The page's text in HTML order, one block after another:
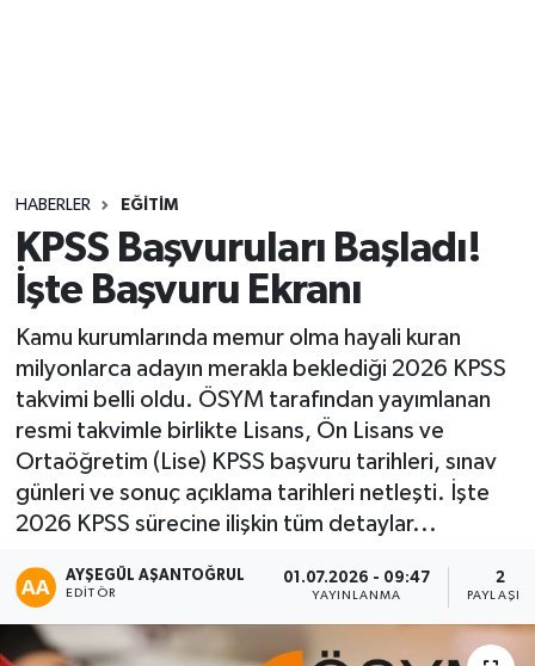
HABERLER EĞITIM
KPSS Başvuruları Başladı!
İşte Başvuru Ekranı
Kamu kurumlarında memur olma hayali kuran
milyonlarca adayın merakla beklediği 2026 KPSS
takvimi belli oldu. ÖSYM tarafından yayımlanan
resmi takvimle birlikte Lisans, Ön Lisans ve
Ortaöğretim (Lise) KPSS başvuru tarihleri, sınav
günleri ve sonuç açıklama tarihleri netleşti. İşte
2026 KPSS sürecine ilişkin tüm detaylar...
AYŞEGÜL AŞANTOĞRUL
EDITÖR
01.07.2026 - 09:47
YAYINLANMA
2
PAYLAŞIM
Yaşam